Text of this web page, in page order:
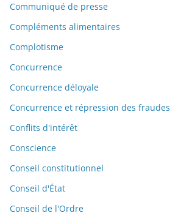
Communiqué de presse
Compléments alimentaires
Complotisme
Concurrence
Concurrence déloyale
Concurrence et répression des fraudes
Conflits d'intérêt
Conscience
Conseil constitutionnel
Conseil d'État
Conseil de l'Ordre